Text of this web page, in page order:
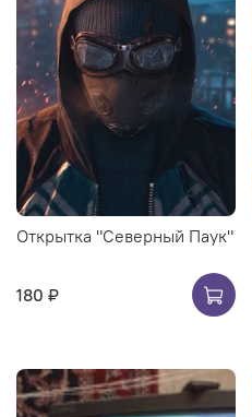
Открытка "Северный Паук"
180 ₽